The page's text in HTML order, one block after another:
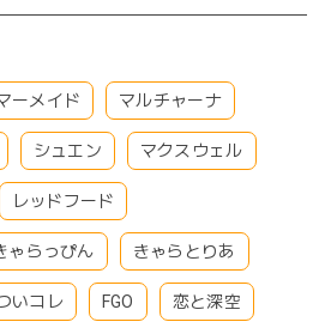
ーメイド マルチャーナ
シュエン マクスウェル
レッドフード
ゃらっぴん きゃらとりあ
いコレ FGO 恋と深空